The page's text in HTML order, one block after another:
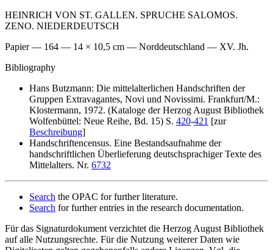
HEINRICH VON ST. GALLEN. SPRUCHE SALOMOS.
ZENO. NIEDERDEUTSCH
Papier — 164 — 14 × 10,5 cm — Norddeutschland — XV. Jh.
Bibliography
Hans Butzmann: Die mittelalterlichen Handschriften der
Gruppen Extravagantes, Novi und Novissimi. Frankfurt/M.:
Klostermann, 1972. (Kataloge der Herzog August Bibliothek
Wolfenbüttel: Neue Reihe, Bd. 15) S. 420-421 [zur
Beschreibung]
Handschriftencensus. Eine Bestandsaufnahme der
handschriftlichen Überlieferung deutschsprachiger Texte des
Mittelalters. Nr. 6732
Search the OPAC for further literature.
Search for further entries in the research documentation.
Für das Signaturdokument verzichtet die Herzog August Bibliothek
auf alle Nutzungsrechte. Für die Nutzung weiterer Daten wie